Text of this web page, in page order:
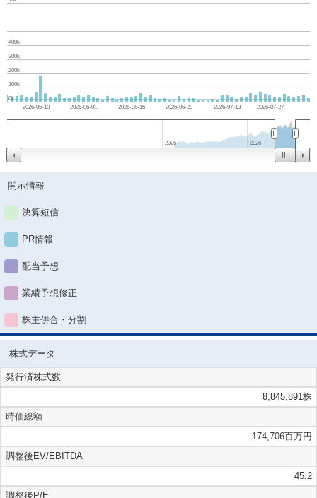
2026-05-18 2026-06-01 2026-06-15 2026-06-29 2026-07-13 2026-07-27
0k
100k
200k
300k
400k
2026
2025
開示情報
決算短信
PR情報
配当予想
業績予想修正
株主併合・分割
株式データ
発行済株式数
8,845,891株
時価総額
174,706百万円
調整後EV/EBITDA
45.2
調整後P/E